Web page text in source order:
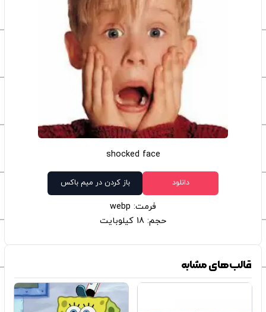
shocked face
دانلود باز کردن در میم باکس
فرمت: webp
حجم: 18 کیلوبایت
قالب‌های مشابه